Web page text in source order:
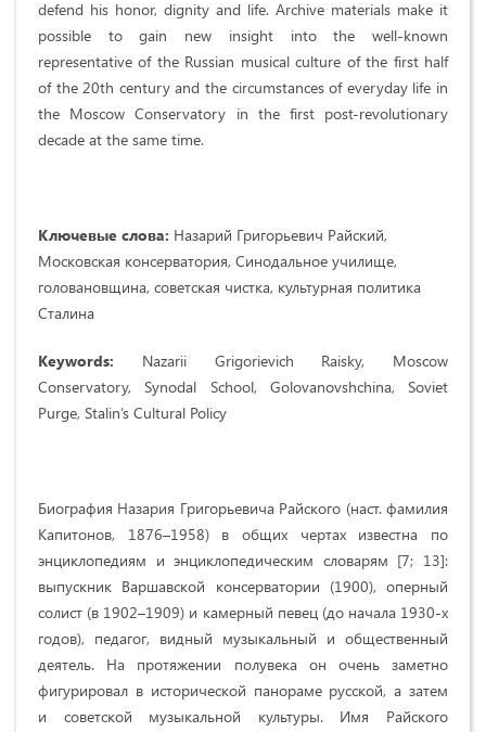
defend his honor, dignity and life. Archive materials make it
possible to gain new insight into the well-known
representative of the Russian musical culture of the first half
of the 20th century and the circumstances of everyday life in
the Moscow Conservatory in the first post-revolutionary
decade at the same time.
Ключевые слова: Назарий Григорьевич Райский,
Московская консерватория, Синодальное училище,
головановщина, советская чистка, культурная политика
Сталина
Keywords: Nazarii Grigorievich Raisky, Moscow
Conservatory, Synodal School, Golovanovshchina, Soviet
Purge, Stalin’s Cultural Policy
Биография Назария Григорьевича Райского (наст. фамилия
Капитонов, 1876–1958) в общих чертах известна по
энциклопедиям и энциклопедическим словарям [7; 13]:
выпускник Варшавской консерватории (1900), оперный
солист (в 1902–1909) и камерный певец (до начала 1930-х
годов), педагог, видный музыкальный и общественный
деятель. На протяжении полувека он очень заметно
фигурировал в исторической панораме русской, а затем
и советской музыкальной культуры. Имя Райского